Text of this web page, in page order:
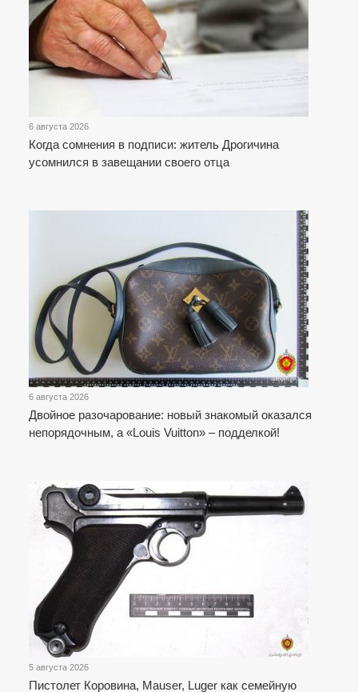
6 августа 2026
Когда сомнения в подписи: житель Дрогичина
усомнился в завещании своего отца
6 августа 2026
Двойное разочарование: новый знакомый оказался
непорядочным, а «Louis Vuitton» – подделкой!
5 августа 2026
Пистолет Коровина, Mauser, Luger как семейную